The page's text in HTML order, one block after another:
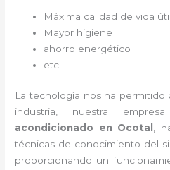
Máxima calidad de vida útil
Mayor higiene
ahorro energético
etc
La tecnología nos ha permitido
industria, nuestra
acondicionado en Ocotal
,
técnicas de conocimiento del
proporcionando un